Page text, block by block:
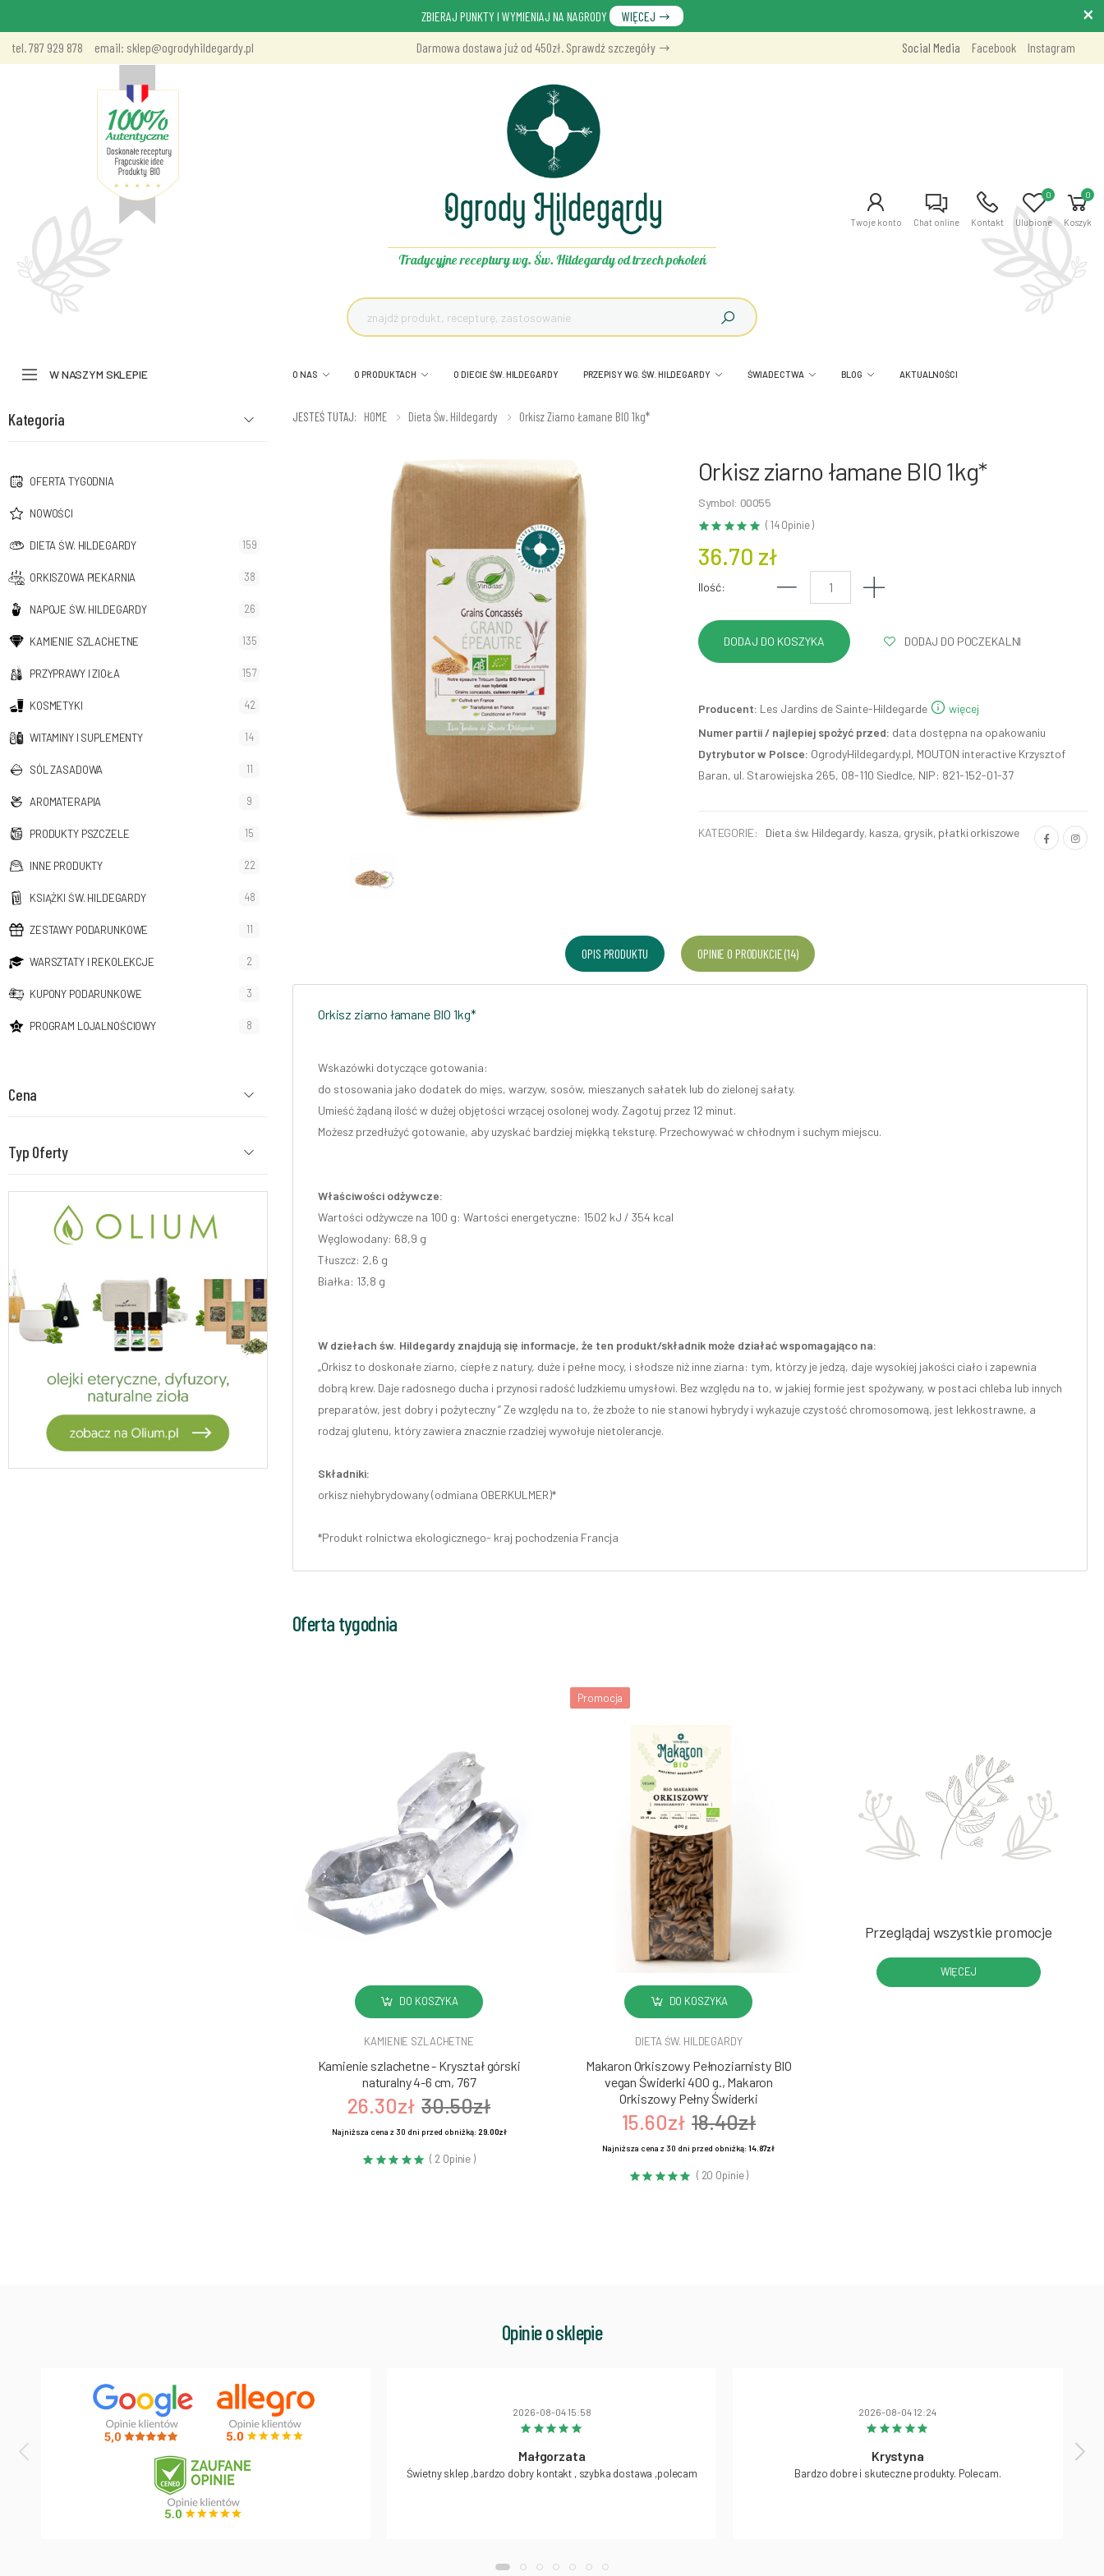
ZBIERAJ PUNKTY I WYMIENIAJ NA NAGRODY
WIĘCEJ
tel. 787 929 878
email: sklep@ogrodyhildegardy.pl Darmowa dostawa już od 450zł. Sprawdź szczegóły Social Media Facebook Instagram
Tradycyjne receptury wg. Św. Hildegardy od trzech pokoleń
Twoje konto Chat online Kontakt Ulubione
0 0
Koszyk
W NASZYM SKLEPIE O NAS O PRODUKTACH O DIECIE ŚW. HILDEGARDY PRZEPISY WG. ŚW. HILDEGARDY ŚWIADECTWA BLOG AKTUALNOŚCI
Kategoria
OFERTA TYGODNIA
NOWOŚCI
DIETA ŚW. HILDEGARDY 159
ORKISZOWA PIEKARNIA 38
NAPOJE ŚW. HILDEGARDY 26
KAMIENIE SZLACHETNE 135
PRZYPRAWY I ZIOŁA 157
KOSMETYKI 42
WITAMINY I SUPLEMENTY 14
SÓL ZASADOWA 11
AROMATERAPIA 9
PRODUKTY PSZCZELE 15
INNE PRODUKTY 22
KSIĄŻKI ŚW. HILDEGARDY 48
ZESTAWY PODARUNKOWE 11
WARSZTATY I REKOLEKCJE 2
KUPONY PODARUNKOWE 3
PROGRAM LOJALNOŚCIOWY 8
Cena
Typ Oferty
JESTEŚ TUTAJ: HOME Dieta Św. Hildegardy Orkisz Ziarno Łamane BIO 1kg*
Orkisz ziarno łamane BIO 1kg*
Symbol: 00055
( 14 Opinie )
36.70 zł
Ilość:
DODAJ DO POCZEKALNI
Producent: Les Jardins de Sainte-Hildegarde
więcej
Numer partii / najlepiej spożyć przed: data dostępna na opakowaniu
Dytrybutor w Polsce: OgrodyHildegardy.pl, MOUTON interactive Krzysztof
Baran, ul. Starowiejska 265, 08-110 Siedlce, NIP: 821-152-01-37
KATEGORIE: Dieta św. Hildegardy, kasza, grysik, płatki orkiszowe
OPIS PRODUKTU OPINIE O PRODUKCIE (14)
Orkisz ziarno łamane BIO 1kg*
Wskazówki dotyczące gotowania:
do stosowania jako dodatek do mięs, warzyw, sosów, mieszanych sałatek lub do zielonej sałaty.
Umieść żądaną ilość w dużej objętości wrzącej osolonej wody. Zagotuj przez 12 minut.
Możesz przedłużyć gotowanie, aby uzyskać bardziej miękką teksturę. Przechowywać w chłodnym i suchym miejscu.
Właściwości odżywcze:
Wartości odżywcze na 100 g: Wartości energetyczne: 1502 kJ / 354 kcal
Węglowodany: 68,9 g
Tłuszcz: 2,6 g
Białka: 13,8 g
W dziełach św. Hildegardy znajdują się informacje, że ten produkt/składnik może działać wspomagająco na:
„Orkisz to doskonałe ziarno, ciepłe z natury, duże i pełne mocy, i słodsze niż inne ziarna: tym, którzy je jedzą, daje wysokiej jakości ciało i zapewnia
dobrą krew. Daje radosnego ducha i przynosi radość ludzkiemu umysłowi. Bez względu na to, w jakiej formie jest spożywany, w postaci chleba lub innych
preparatów, jest dobry i pożyteczny ” Ze względu na to, że zboże to nie stanowi hybrydy i wykazuje czystość chromosomową, jest lekkostrawne, a
rodzaj glutenu, który zawiera znacznie rzadziej wywołuje nietolerancje.
Składniki:
orkisz niehybrydowany (odmiana OBERKULMER)*
*Produkt rolnictwa ekologicznego- kraj pochodzenia Francja
Oferta tygodnia
DO KOSZYKA
KAMIENIE SZLACHETNE
Kamienie szlachetne - Kryształ górski
naturalny 4-6 cm, 767
26.30zł 30.50zł
Najniższa cena z 30 dni przed obniżką:29.00zł
( 2 Opinie )
Promocja
DO KOSZYKA
DIETA ŚW. HILDEGARDY
Makaron Orkiszowy Pełnoziarnisty BIO
vegan Świderki 400 g., Makaron
Orkiszowy Pełny Świderki
15.60zł 18.40zł
Najniższa cena z 30 dni przed obniżką:14.87zł
( 20 Opinie )
Przeglądaj wszystkie promocje
WIĘCEJ
Opinie o sklepie
2026-08-04 15:58
Małgorzata
Świetny sklep ,bardzo dobry kontakt , szybka dostawa ,polecam
2026-08-04 12:24
Krystyna
Bardzo dobre i skuteczne produkty. Polecam.